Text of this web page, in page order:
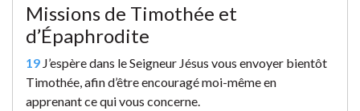
Missions de Timothée et
d’Épaphrodite
19 J’espère dans le Seigneur Jésus vous envoyer bientôt
Timothée, afin d’être encouragé moi-même en
apprenant ce qui vous concerne.